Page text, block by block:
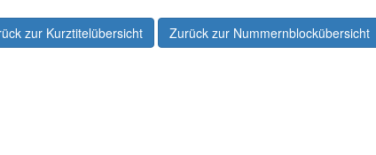
zur Kurztitelübersicht Zurück zur Nummernblockübersicht